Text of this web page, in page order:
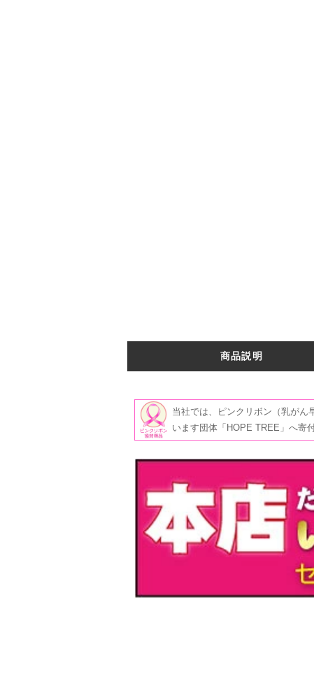
商品説明
当社では、ピンクリボン（乳がん
います団体「HOPE TREE」へ寄